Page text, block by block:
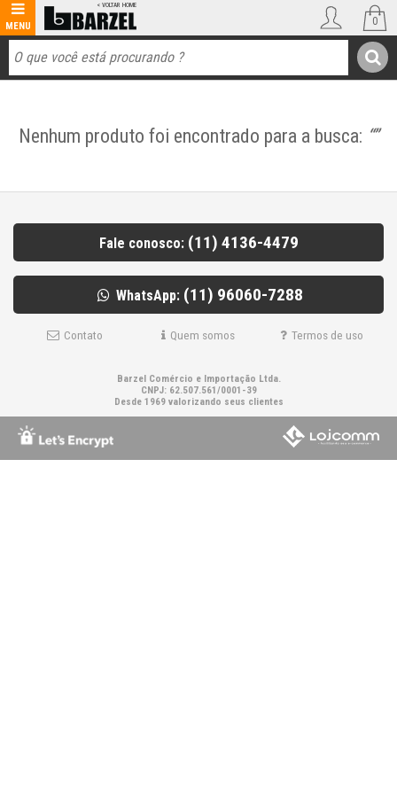
0
Nenhum produto foi encontrado para a busca: “”
Fale conosco: (11) 4136-4479
WhatsApp: (11) 96060-7288
Contato Quem somos Termos de uso
Barzel Comércio e Importação Ltda.
CNPJ: 62.507.561/0001-39
Desde 1969 valorizando seus clientes